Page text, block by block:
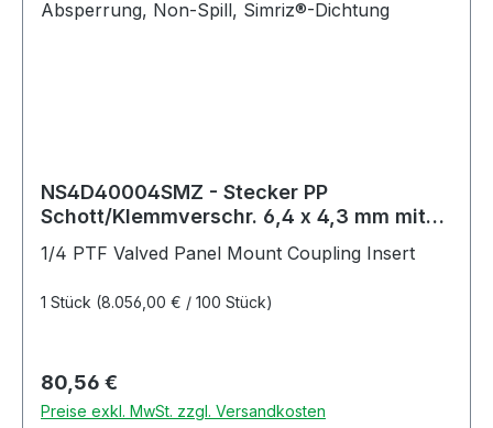
NS4D40004SMZ - Stecker PP
Schott/Klemmverschr. 6,4 x 4,3 mm mit
1/4 PTF Valved Panel Mount Coupling Insert
1 Stück (8.056,00 € / 100 Stück)
Regulärer Preis:
80,56 €
Preise exkl. MwSt. zzgl. Versandkosten